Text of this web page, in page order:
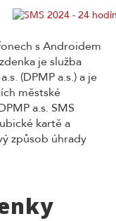
s Androidem
je služba
(DPMP a.s.) a je
městské
a.s. SMS
kartě a
způsob úhrady